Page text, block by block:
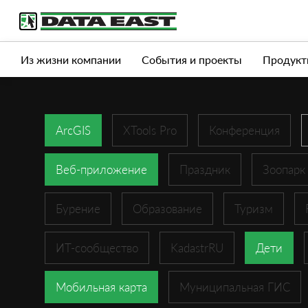
Услуги Продукты Истории успеха
Из жизни компании События и проекты
ArcGIS XTools Pro Конференция
Веб-приложение Праздник Зоопарк
Бурение Образование Туризм
ИТ-сообщество KadastrRU Дети
Мобильная карта Муниципальная ГИС